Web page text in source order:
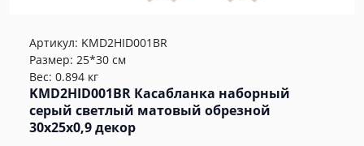
Артикул: KMD2HID001BR
Размер: 25*30 см
Вес: 0.894 кг
KMD2HID001BR Касабланка наборный
серый светлый матовый обрезной
30x25x0,9 декор